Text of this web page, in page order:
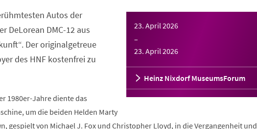
23. April 2026
–
23. April 2026
Heinz Nixdorf MuseumsForum
Autos der
DeLorean DMC-12 aus
Der originalgetreue
des HNF kostenfrei zu
1980er-Jahre diente das
um die beiden Helden Marty
gespielt von Michael J. Fox und Christopher Lloyd, in die Vergangenheit und